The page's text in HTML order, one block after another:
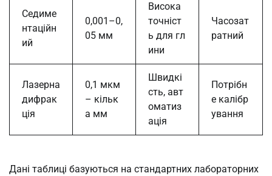
Седиме
нтаційн
ий
0,001–0,
05 мм
Висока
точніст
ь для гл
ини
Часозат
ратний
Лазерна
дифрак
ція
0,1 мкм
– кільк
а мм
Швидкі
сть, авт
оматиз
ація
Потрібн
е калібр
ування
Дані таблиці базуються на стандартних лабораторних